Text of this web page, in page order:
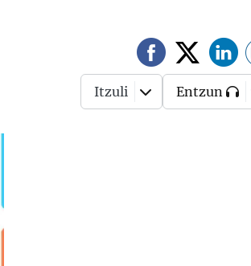
Itzuli Entzun